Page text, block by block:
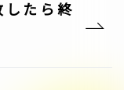
したら終